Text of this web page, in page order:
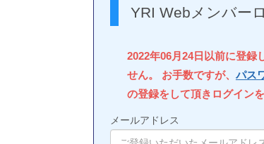
YRI Webメンバー
2022年06月24日以前に登録
せん。 お手数ですが、 パス
の登録をして頂きログイン
メールアドレス